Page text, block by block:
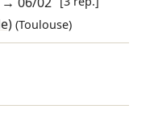
(Toulouse)